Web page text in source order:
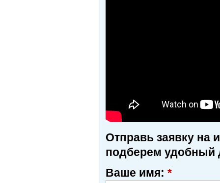
Отправь заявку на
подберем удобный
Ваше имя: *